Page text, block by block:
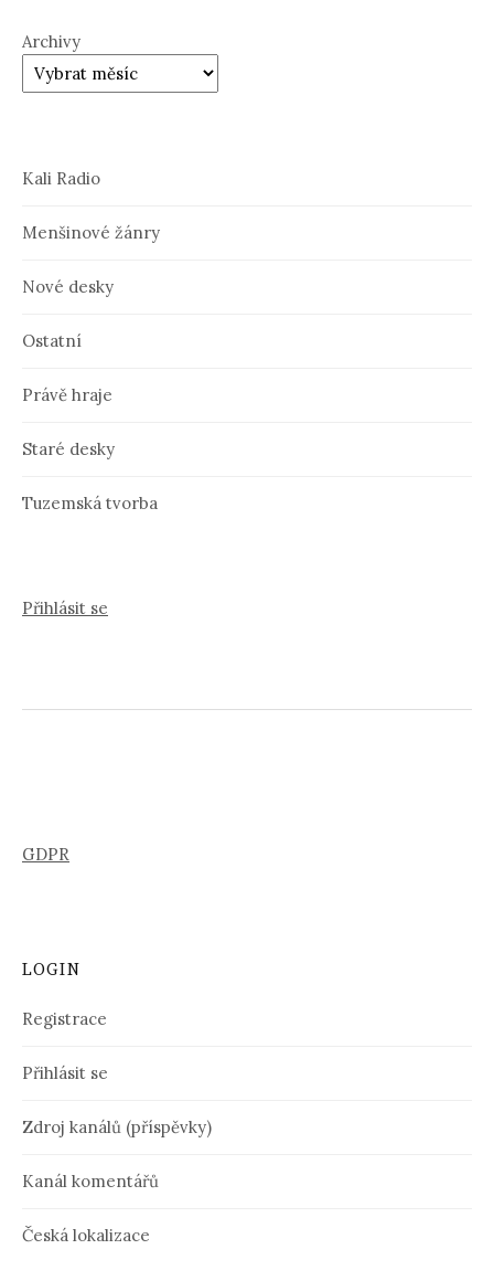
Archivy
Kali Radio
Menšinové žánry
Nové desky
Ostatní
Právě hraje
Staré desky
Tuzemská tvorba
Přihlásit se
GDPR
LOGIN
Registrace
Přihlásit se
Zdroj kanálů (příspěvky)
Kanál komentářů
Česká lokalizace